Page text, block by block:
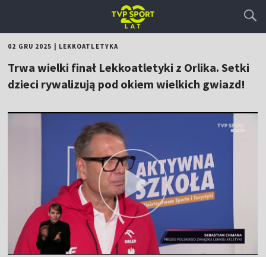
02 GRU 2025 LEKKOATLETYKA
Trwa wielki finał Lekkoatletyki z Orlika. Setki
dzieci rywalizują pod okiem wielkich gwiazd!